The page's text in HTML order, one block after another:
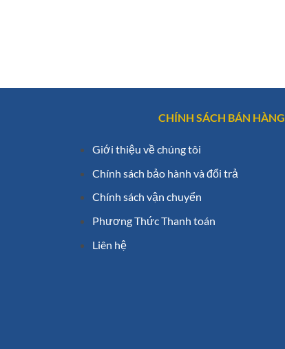
CHÍNH SÁCH BÁN HÀNG
Giới thiệu về chúng tôi
Chính sách bảo hành và đổi trả
Chính sách vận chuyển
Phương Thức Thanh toán
Liên hệ